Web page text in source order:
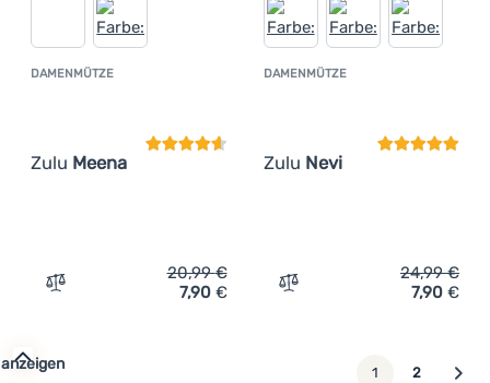
DAMENMÜTZE
Zulu Meena
Kundenbewertung
Zum Vergleich 'Damenmütze Zulu Meena' hinzufügen
20,99€
7,90 €
DAMENMÜTZE
Zulu Nevi
Zum Vergleich
24,99€
7,90 €
1 2 weiter